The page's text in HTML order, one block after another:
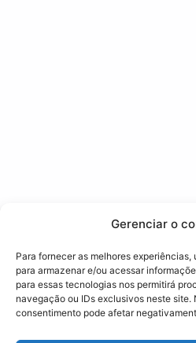
Gerenciar o
Para fornecer as melhores
para armazenar e/ou acessar
para essas tecnologias nos permitirá
navegação ou IDs exclusivos neste site.
consentimento pode afetar